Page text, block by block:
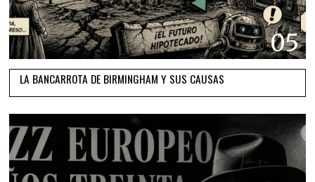
05
LA BANCARROTA DE BIRMINGHAM Y SUS CAUSAS